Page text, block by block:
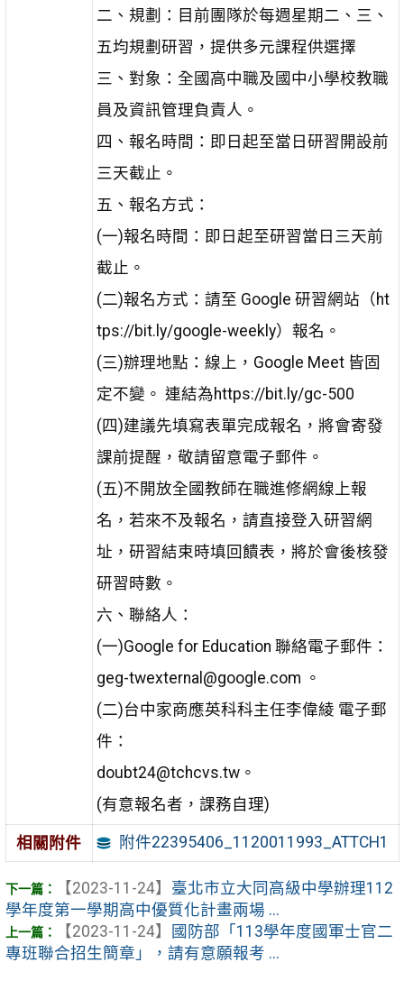
二、規劃：目前團隊於每週星期二、三、
五均規劃研習，提供多元課程供選擇
三、對象：全國高中職及國中小學校教職
員及資訊管理負責人。
四、報名時間：即日起至當日研習開設前
三天截止。
五、報名方式：
(一)報名時間：即日起至研習當日三天前
截止。
(二)報名方式：請至 Google 研習網站（ht
tps://bit.ly/google-weekly）報名。
(三)辦理地點：線上，Google Meet 皆固
定不變。 連結為https://bit.ly/gc-500
(四)建議先填寫表單完成報名，將會寄發
課前提醒，敬請留意電子郵件。
(五)不開放全國教師在職進修網線上報
名，若來不及報名，請直接登入研習網
址，研習結束時填回饋表，將於會後核發
研習時數。
六、聯絡人：
(一)Google for Education 聯絡電子郵件：
geg-twexternal@google.com 。
(二)台中家商應英科科主任李偉綾 電子郵
件：
doubt24@tchcvs.tw。
(有意報名者，課務自理)
相關附件 附件22395406_1120011993_ATTCH1
【2023-11-24】 臺北市立大同高級中學辦理112
學年度第一學期高中優質化計畫兩場 ...
【2023-11-24】
國防部「113學年度國軍士官二
專班聯合招生簡章」，請有意願報考 ...